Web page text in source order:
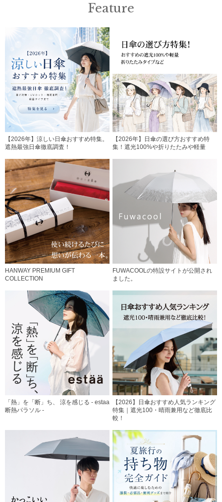
Feature
【2026年】涼しい日傘おすすめ特集。
遮熱最強日傘徹底調査！
【2026年】日傘の選び方おすすめ特
集！遮光100%や折りたたみや軽量
HANWAY PREMIUM GIFT
COLLECTION
FUWACOOLの特設サイトが公開され
ました。
「熱」を「断」ち、 涼を感じる - estaa
断熱パラソル -
【2026】日傘おすすめ人気ランキング
特集｜遮光100・晴雨兼用など徹底比
較！